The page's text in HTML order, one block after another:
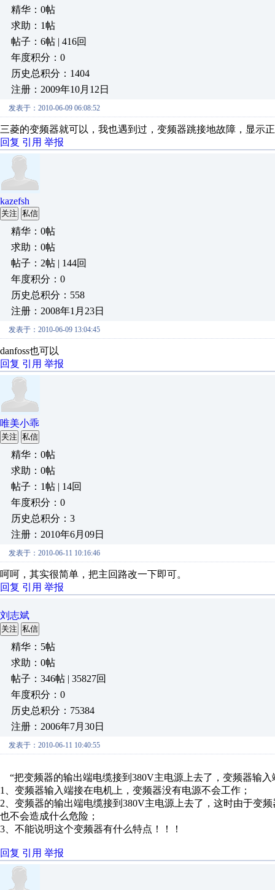
精华：0帖
求助：1帖
帖子：6帖 | 416回
年度积分：0
历史总积分：1404
注册：2009年10月12日
发表于：2010-06-09 06:08:52
三菱的变频器就可以，我也遇到过，变频器跳接地故障，显示
回复 引用 举报
kazefsh
关注 私信
精华：0帖
求助：0帖
帖子：2帖 | 144回
年度积分：0
历史总积分：558
注册：2008年1月23日
发表于：2010-06-09 13:04:45
danfoss也可以
回复 引用 举报
唯美小乖
关注 私信
精华：0帖
求助：0帖
帖子：1帖 | 14回
年度积分：0
历史总积分：3
注册：2010年6月09日
发表于：2010-06-11 10:16:46
呵呵，其实很简单，把主回路改一下即可。
回复 引用 举报
刘志斌
关注 私信
精华：5帖
求助：0帖
帖子：346帖 | 35827回
年度积分：0
历史总积分：75384
注册：2006年7月30日
发表于：2010-06-11 10:40:55
“把变频器的输出端电缆接到380V主电源上去了，变频器输
1、变频器输入端接在电机上，变频器没有电源不会工作；
2、变频器的输出端电缆接到380V主电源上去了，这时由于变
也不会造成什么危险；
3、不能说明这个变频器有什么特点！！！
回复 引用 举报